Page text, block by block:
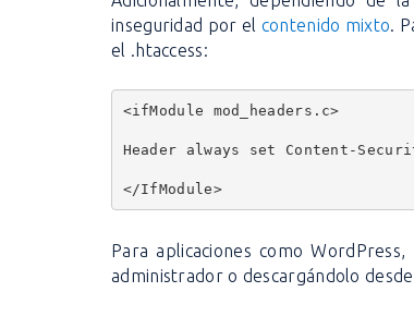
inseguridad por el contenido mixto.
el .htaccess:
<ifModule mod_headers.c>
Header always set Content-
</IfModule>
Para aplicaciones como
administrador o descargándolo